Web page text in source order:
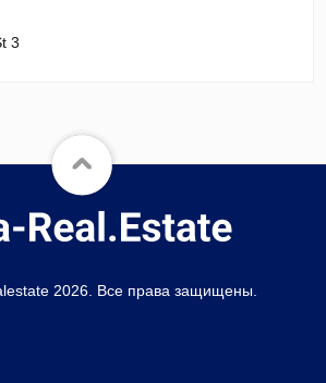
3
2026. Все права защищены.